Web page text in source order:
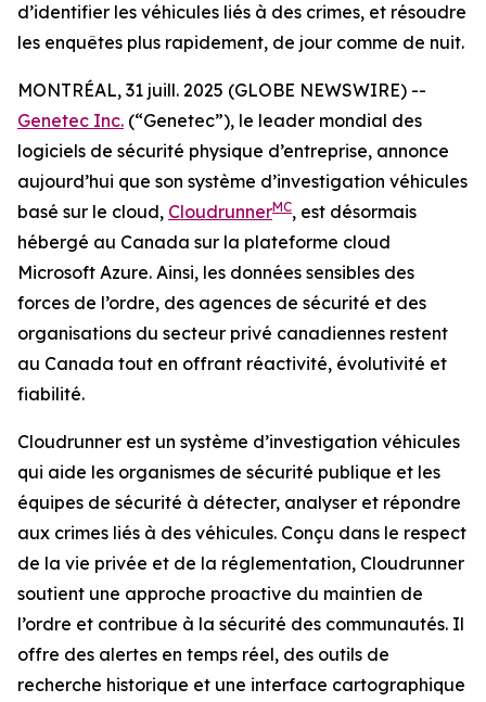
d’identifier les véhicules liés à des crimes, et résoudre
les enquêtes plus rapidement, de jour comme de nuit.
MONTRÉAL, 31 juill. 2025 (GLOBE NEWSWIRE) --
Genetec Inc. (“Genetec”), le leader mondial des
logiciels de sécurité physique d’entreprise, annonce
aujourd’hui que son système d’investigation véhicules
basé sur le cloud, CloudrunnerMC, est désormais
hébergé au Canada sur la plateforme cloud
Microsoft Azure. Ainsi, les données sensibles des
forces de l’ordre, des agences de sécurité et des
organisations du secteur privé canadiennes restent
au Canada tout en offrant réactivité, évolutivité et
fiabilité.
Cloudrunner est un système d’investigation véhicules
qui aide les organismes de sécurité publique et les
équipes de sécurité à détecter, analyser et répondre
aux crimes liés à des véhicules. Conçu dans le respect
de la vie privée et de la réglementation, Cloudrunner
soutient une approche proactive du maintien de
l’ordre et contribue à la sécurité des communautés. Il
offre des alertes en temps réel, des outils de
recherche historique et une interface cartographique